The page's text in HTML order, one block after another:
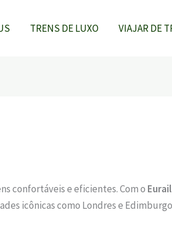
TRENS DE LUXO VIAJAR DE
confortáveis e eficientes. Com o Eurail
icônicas como Londres e